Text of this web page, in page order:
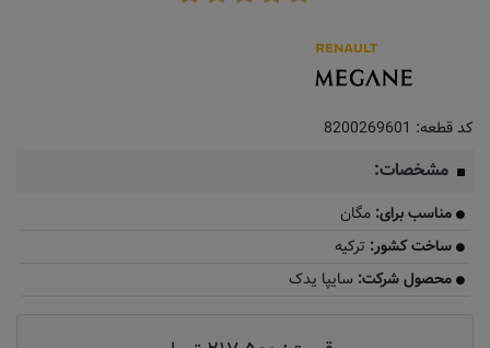
کد قطعه: 8200269601
مشخصات:
مناسب برای: مگان
ساخت کشور: ترکیه
محصول شرکت: سایپا یدک